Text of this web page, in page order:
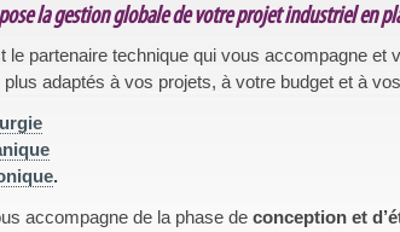
la gestion globale de votre projet industriel en
le partenaire technique qui vous accompagne
plus adaptés à vos projets, à votre budget et à
.
accompagne de la phase de conception et